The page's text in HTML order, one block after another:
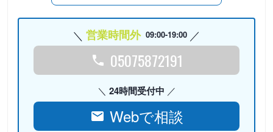
営業時間外 09:00-19:00
05075872191
24時間受付中
Webで相談